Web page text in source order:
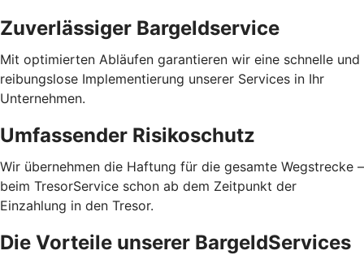
Zuverlässiger Bargeldservice
Mit optimierten Abläufen garantieren wir eine schnelle und
reibungslose Implementierung unserer Services in Ihr
Unternehmen.
Umfassender Risikoschutz
Wir übernehmen die Haftung für die gesamte Wegstrecke –
beim TresorService schon ab dem Zeitpunkt der
Einzahlung in den Tresor.
Die Vorteile unserer BargeldServices